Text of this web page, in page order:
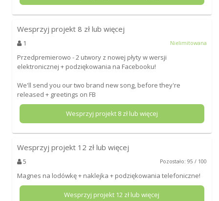
Wesprzyj projekt 8 zł lub więcej
1 Nielimitowana
Przedpremierowo - 2 utwory z nowej płyty w wersji
elektronicznej + podziękowania na Facebooku!
We'll send you our two brand new song, before they're
released + greetings on FB
Wesprzyj projekt 8zł lub więcej
Wesprzyj projekt 12 zł lub więcej
5 Pozostało: 95 / 100
Magnes na lodówkę + naklejka + podziękowania telefoniczne!
Wesprzyj projekt 12 zł lub więcej